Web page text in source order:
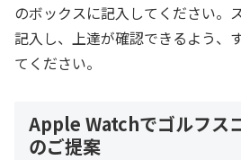
のボックスに記入してください。
記入し、上達が確認できるよう、
てください。
Apple Watchでゴルフス
のご提案